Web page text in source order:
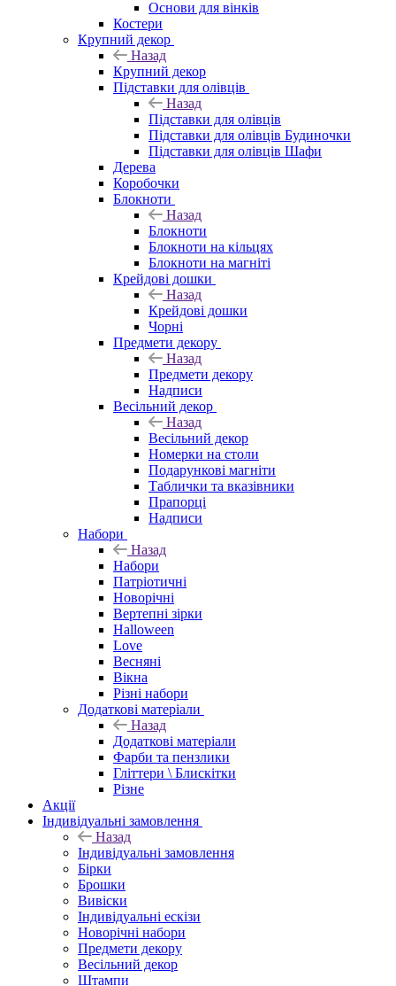
Основи для вінків
Костери
Крупний декор
Назад
Крупний декор
Підставки для олівців
Назад
Підставки для олівців
Підставки для олівців Будиночки
Підставки для олівців Шафи
Дерева
Коробочки
Блокноти
Назад
Блокноти
Блокноти на кільцях
Блокноти на магніті
Крейдові дошки
Назад
Крейдові дошки
Чорні
Предмети декору
Назад
Предмети декору
Надписи
Весільний декор
Назад
Весільний декор
Номерки на столи
Подарункові магніти
Таблички та вказівники
Прапорці
Надписи
Набори
Назад
Набори
Патріотичні
Новорічні
Вертепні зірки
Halloween
Love
Весняні
Вікна
Різні набори
Додаткові матеріали
Назад
Додаткові матеріали
Фарби та пензлики
Гліттери \ Блискітки
Різне
Акції
Індивідуальні замовлення
Назад
Індивідуальні замовлення
Бірки
Брошки
Вивіски
Індивідуальні ескізи
Новорічні набори
Предмети декору
Весільний декор
Штампи